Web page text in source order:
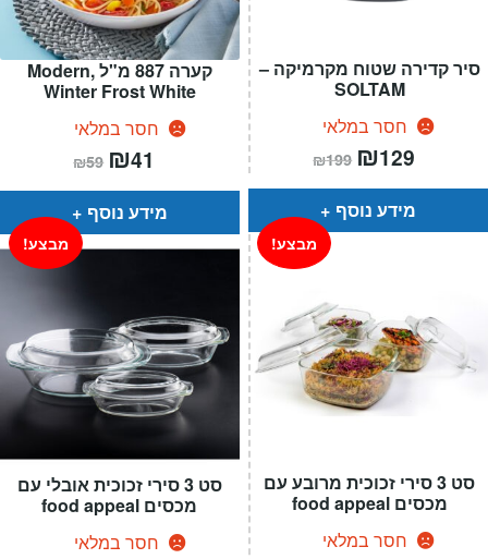
קערה 887 מ"ל ,Modern
Winter Frost White
חסר במלאי
₪59 המחיר
המקורי
היה:
₪59.
₪41
הוא:
מידע נוסף
סיר קדירה שטוח מקרמיקה –
SOLTAM
חסר במלאי
₪199 המחיר
המקורי
היה:
₪199.
₪129
הוא:
מידע נוסף
סט 3 סירי זכוכית אובלי עם
מכסים food appeal
חסר במלאי
מבצע!
סט 3 סירי זכוכית מרובע עם
מכסים food appeal
חסר במלאי
מבצע!